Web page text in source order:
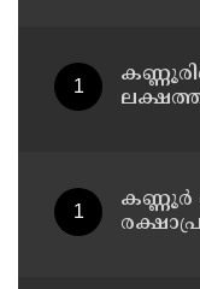
കണ്ണൂർ